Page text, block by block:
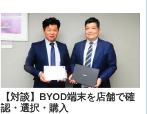
【対談】BYOD端末を店舗で確
認・選択・購入